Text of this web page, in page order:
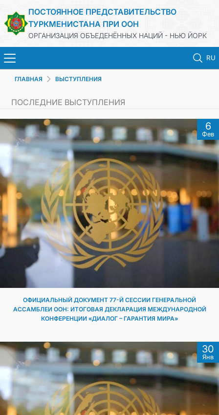
ПОСТОЯННОЕ ПРЕДСТАВИТЕЛЬСТВО
ТУРКМЕНИСТАНА ПРИ ООН
ОРГАНИЗАЦИЯ ОБЪЕДЕНЁННЫХ НАЦИЙ - НЬЮ ЙОРК
RU
HOME
TURKMENISTAN
UNITED NATIONS
PRIORITY POSITIONS
STATEMENTS & DOCUMENTS
DIPLOMACY
PERMANENT NEUTRALITY
CONTACT US
ГЛАВНАЯ ВЫСТУПЛЕНИЯ
ПОСЛЕДНИЕ ВЫСТУПЛЕНИЯ
6
Фев
ОФИЦИАЛЬНЫЙ ДОКУМЕНТ 77-Й СЕССИИ ГЕНЕРАЛЬНОЙ
АССАМБЛЕИ ООН: ИТОГОВАЯ ДЕКЛАРАЦИЯ МЕЖДУНАРОДНОЙ
КОНФЕРЕНЦИИ «ДИАЛОГ – ГАРАНТИЯ МИРА»
30
Янв